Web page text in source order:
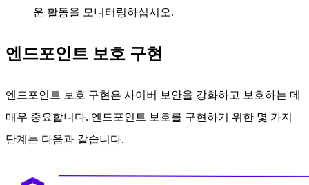
운 활동을 모니터링하십시오.
엔드포인트 보호 구현
엔드포인트 보호 구현은 사이버 보안을 강화하고 보호하는 데
매우 중요합니다. 엔드포인트 보호를 구현하기 위한 몇 가지
단계는 다음과 같습니다.